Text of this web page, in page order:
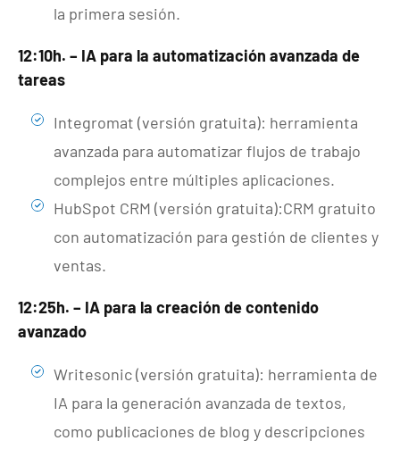
la primera sesión.
12:10h. – IA para la automatización avanzada de
tareas
Integromat (versión gratuita): herramienta
avanzada para automatizar flujos de trabajo
complejos entre múltiples aplicaciones.
HubSpot CRM (versión gratuita):CRM gratuito
con automatización para gestión de clientes y
ventas.
12:25h. – IA para la creación de contenido
avanzado
Writesonic (versión gratuita): herramienta de
IA para la generación avanzada de textos,
como publicaciones de blog y descripciones